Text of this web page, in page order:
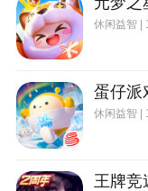
休闲益智 |
休闲益智 |
王牌竞